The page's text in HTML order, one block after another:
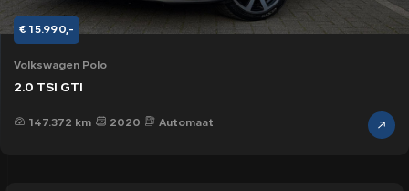
€ 15.990,-
Volkswagen Polo
2.0 TSI GTI
147.372 km 2020 Automaat